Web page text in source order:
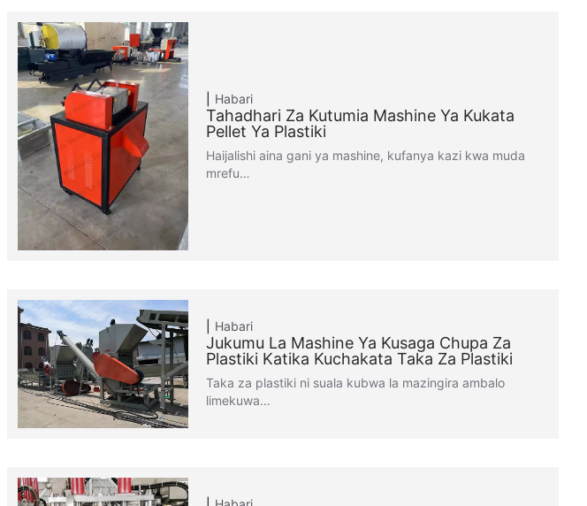
Habari
Tahadhari Za Kutumia Mashine Ya Kukata
Pellet Ya Plastiki
Haijalishi aina gani ya mashine, kufanya kazi kwa muda
mrefu…
Habari
Jukumu La Mashine Ya Kusaga Chupa Za
Plastiki Katika Kuchakata Taka Za Plastiki
Taka za plastiki ni suala kubwa la mazingira ambalo
limekuwa…